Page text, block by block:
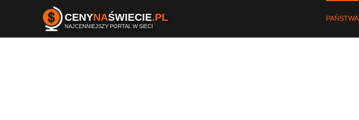
CENYNAŚWIECIE.PL
NAJCENNIEJSZY PORTAL W SIECI
PAŃSTWA